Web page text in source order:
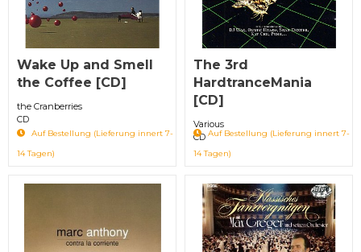
Wake Up and Smell
the Coffee [CD]
the Cranberries
CD
Auf Bestellung (Lieferung innert 7-
14 Tagen)
The 3rd
HardtranceMania
[CD]
Various
CD Auf Bestellung (Lieferung innert 7-
14 Tagen)